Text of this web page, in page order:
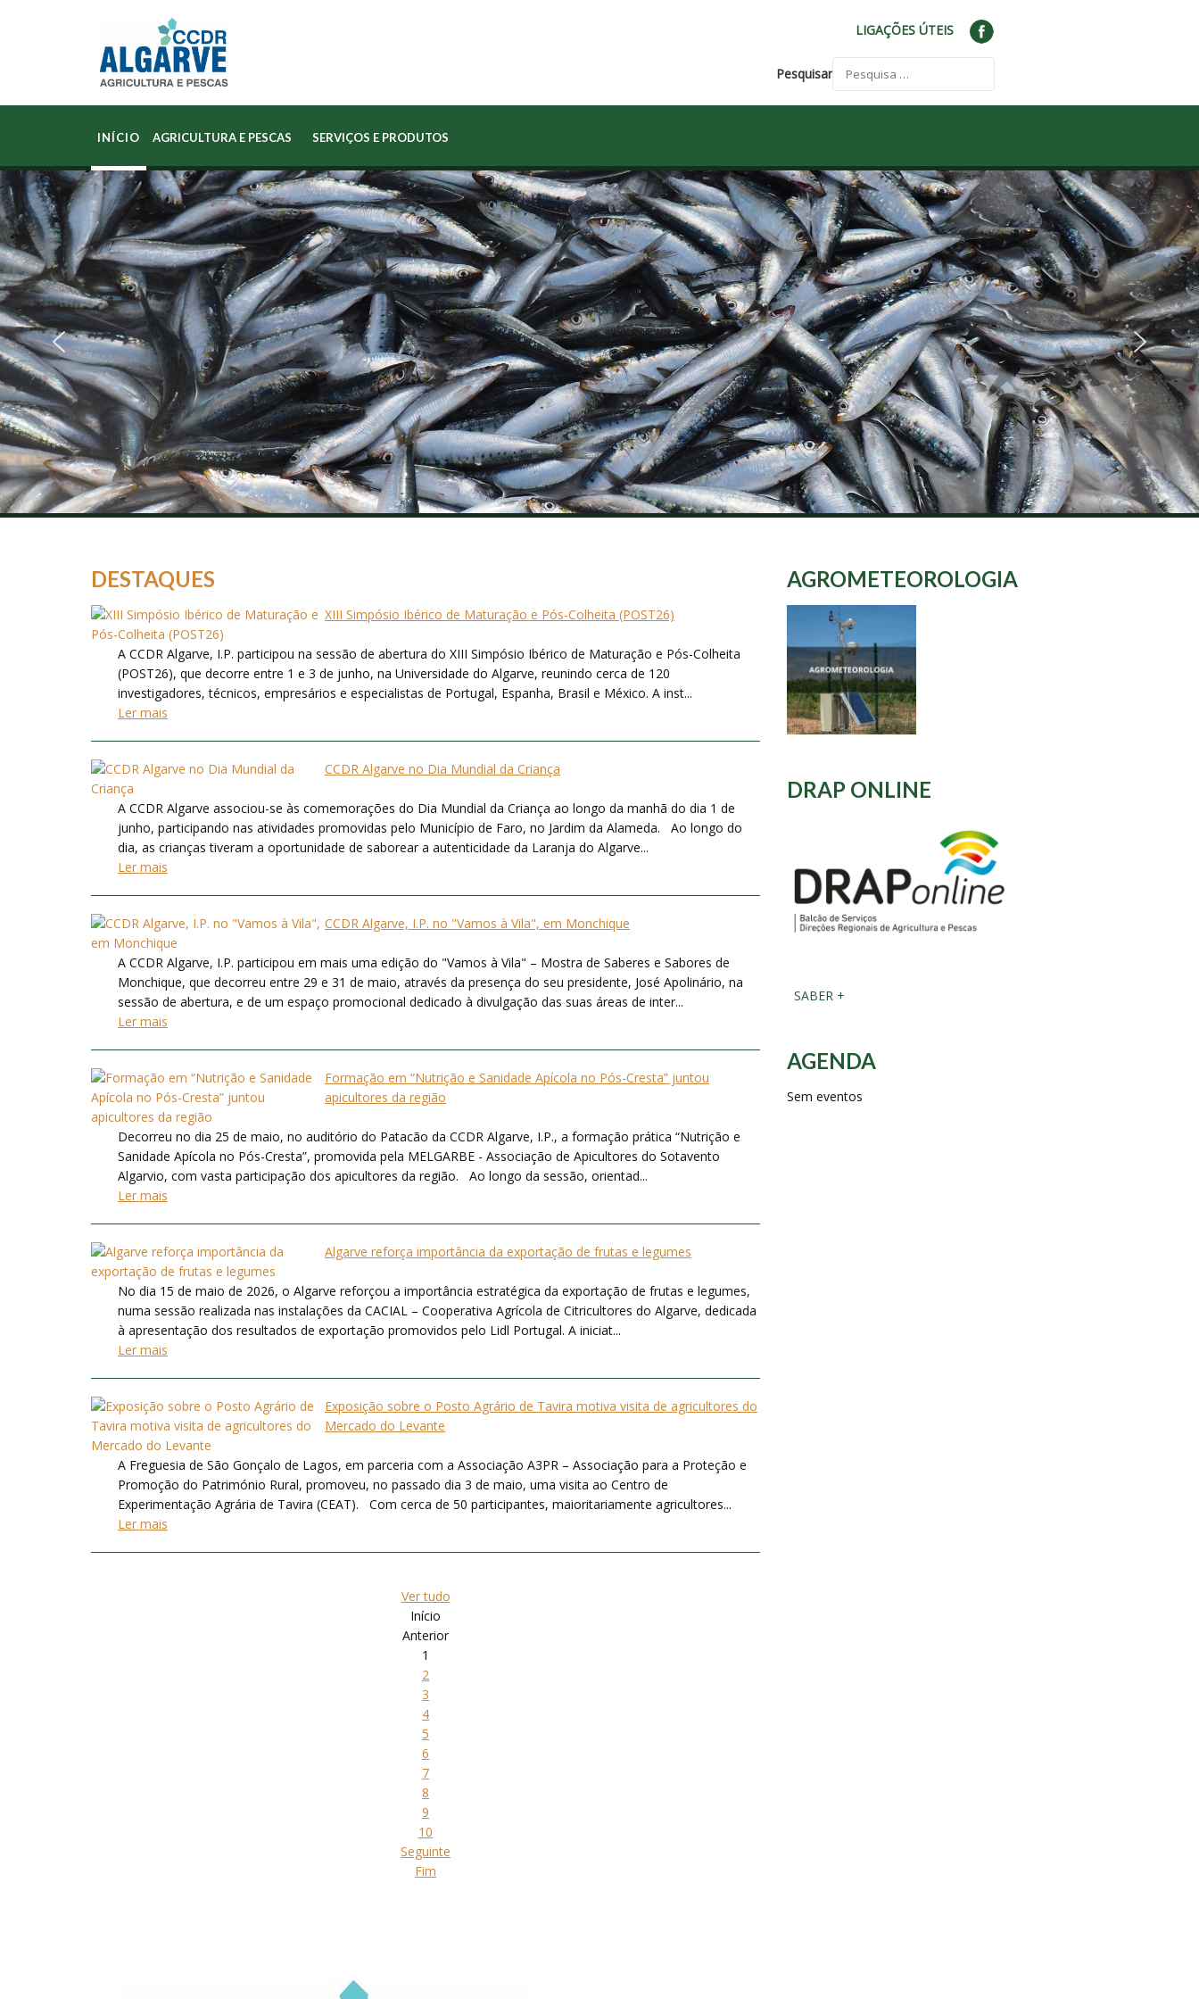
LIGAÇÕES ÚTEIS
Pesquisar
INÍCIO AGRICULTURA E PESCAS SERVIÇOS E PRODUTOS
DESTAQUES
XIII Simpósio Ibérico de Maturação e Pós-Colheita (POST26)
A CCDR Algarve, I.P. participou na sessão de abertura do XIII Simpósio Ibérico de Maturação e Pós-Colheita
(POST26), que decorre entre 1 e 3 de junho, na Universidade do Algarve, reunindo cerca de 120
investigadores, técnicos, empresários e especialistas de Portugal, Espanha, Brasil e México. A inst...
Ler mais
CCDR Algarve no Dia Mundial da Criança
A CCDR Algarve associou-se às comemorações do Dia Mundial da Criança ao longo da manhã do dia 1 de
junho, participando nas atividades promovidas pelo Município de Faro, no Jardim da Alameda. Ao longo do
dia, as crianças tiveram a oportunidade de saborear a autenticidade da Laranja do Algarve...
Ler mais
CCDR Algarve, I.P. no "Vamos à Vila", em Monchique
A CCDR Algarve, I.P. participou em mais uma edição do "Vamos à Vila" – Mostra de Saberes e Sabores de
Monchique, que decorreu entre 29 e 31 de maio, através da presença do seu presidente, José Apolinário, na
sessão de abertura, e de um espaço promocional dedicado à divulgação das suas áreas de inter...
Ler mais
Formação em “Nutrição e Sanidade Apícola no Pós-Cresta” juntou
apicultores da região
Decorreu no dia 25 de maio, no auditório do Patacão da CCDR Algarve, I.P., a formação prática “Nutrição e
Sanidade Apícola no Pós-Cresta”, promovida pela MELGARBE - Associação de Apicultores do Sotavento
Algarvio, com vasta participação dos apicultores da região. Ao longo da sessão, orientad...
Ler mais
Algarve reforça importância da exportação de frutas e legumes
No dia 15 de maio de 2026, o Algarve reforçou a importância estratégica da exportação de frutas e legumes,
numa sessão realizada nas instalações da CACIAL – Cooperativa Agrícola de Citricultores do Algarve, dedicada
à apresentação dos resultados de exportação promovidos pelo Lidl Portugal. A iniciat...
Ler mais
Exposição sobre o Posto Agrário de Tavira motiva visita de agricultores do
Mercado do Levante
A Freguesia de São Gonçalo de Lagos, em parceria com a Associação A3PR – Associação para a Proteção e
Promoção do Património Rural, promoveu, no passado dia 3 de maio, uma visita ao Centro de
Experimentação Agrária de Tavira (CEAT). Com cerca de 50 participantes, maioritariamente agricultores...
Ler mais
Ver tudo
Início
Anterior
1
2
3
4
5
6
7
8
9
10
Seguinte
Fim
AGROMETEOROLOGIA
DRAP ONLINE
SABER +
AGENDA
Sem eventos